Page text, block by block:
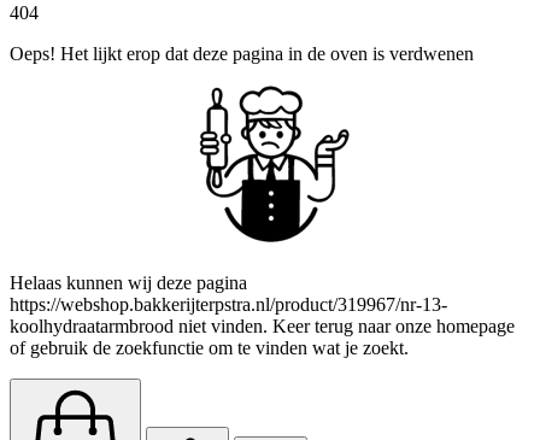
404
Oeps! Het lijkt erop dat deze pagina in de oven is verdwenen
Helaas kunnen wij deze pagina
https://webshop.bakkerijterpstra.nl/product/319967/nr-13-
koolhydraatarmbrood niet vinden. Keer terug naar onze homepage
of gebruik de zoekfunctie om te vinden wat je zoekt.